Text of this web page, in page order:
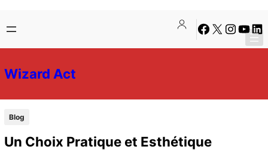
to
content
to
content
Facebook
X Instagram
Wizard Act
Blog
Un Choix Pratique et Esthétique